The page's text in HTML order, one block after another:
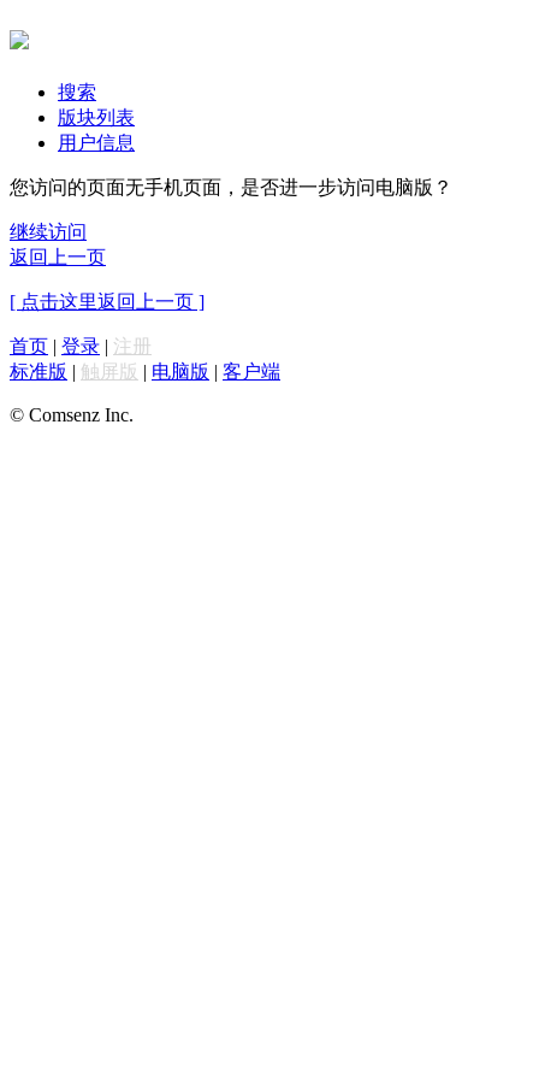
搜索
版块列表
用户信息
您访问的页面无手机页面，是否进一步访问电脑版？
继续访问
返回上一页
[ 点击这里返回上一页 ]
首页 | 登录 | 注册
标准版 | 触屏版 | 电脑版 | 客户端
© Comsenz Inc.